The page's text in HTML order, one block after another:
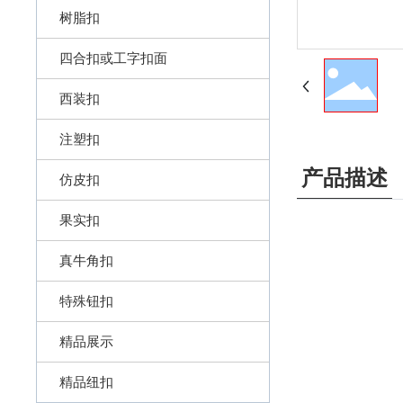
树脂扣
四合扣或工字扣面
西装扣
注塑扣
仿皮扣
果实扣
真牛角扣
特殊钮扣
精品展示
精品纽扣
产品描述